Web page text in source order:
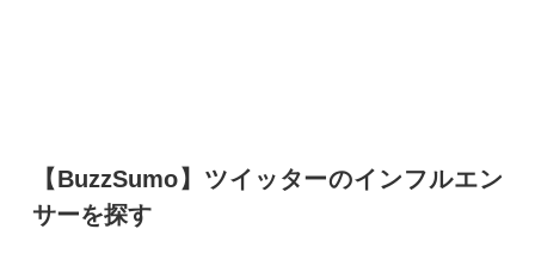
【BuzzSumo】ツイッターのインフルエン
サーを探す